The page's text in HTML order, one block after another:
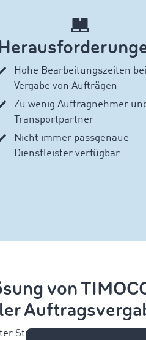
Hohe Bearbeitungszeiten
Vergabe von Aufträgen
Zu wenig Auftragnehmer
Transportpartner
Nicht immer passgenaue
Dienstleister verfügbar
von
Stefan Watzlawek betont,